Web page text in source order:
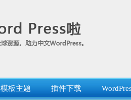
模板主题 插件下载